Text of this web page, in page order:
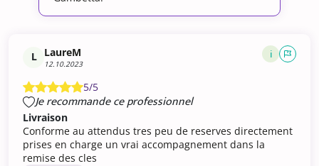
L LaureM
12.10.2023
i
5/5
Je recommande ce professionnel
Livraison
Conforme au attendus tres peu de reserves directement
prises en charge un vrai accompagnement dans la
remise des cles